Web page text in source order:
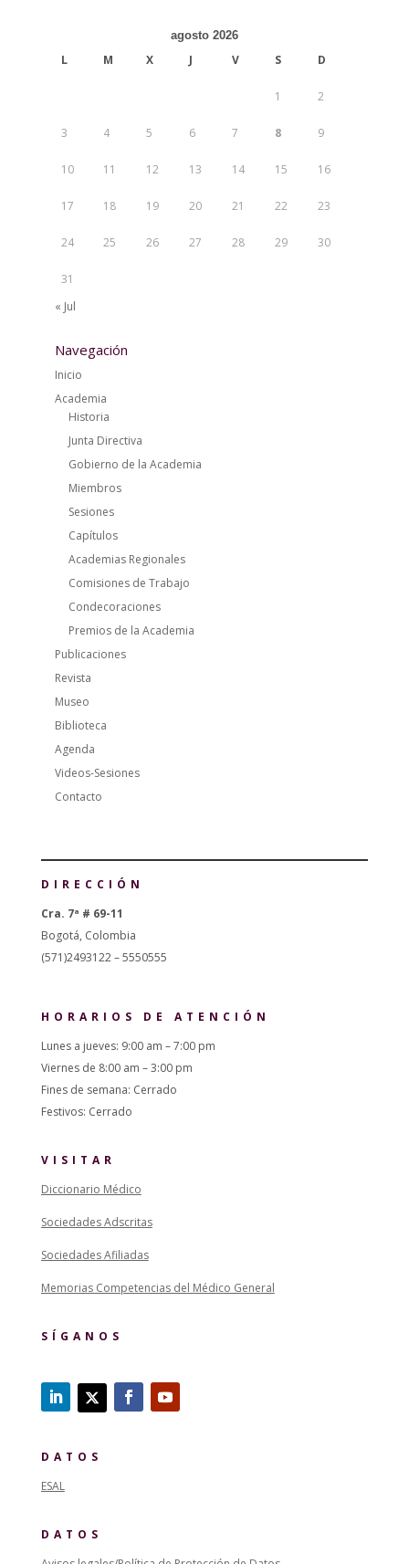
agosto 2026
L M X J V S D
1 2
3 4 5 6 7 8 9
10 11 12 13 14 15 16
17 18 19 20 21 22 23
24 25 26 27 28 29 30
31
« Jul
Navegación
Inicio
Academia
Historia
Junta Directiva
Gobierno de la Academia
Miembros
Sesiones
Capítulos
Academias Regionales
Comisiones de Trabajo
Condecoraciones
Premios de la Academia
Publicaciones
Revista
Museo
Biblioteca
Agenda
Videos-Sesiones
Contacto
DIRECCIÓN
Cra. 7ª # 69-11
Bogotá, Colombia
(571)2493122 – 5550555
HORARIOS DE ATENCIÓN
Lunes a jueves: 9:00 am – 7:00 pm
Viernes de 8:00 am – 3:00 pm
Fines de semana: Cerrado
Festivos: Cerrado
VISITAR
Diccionario Médico
Sociedades Adscritas
Sociedades Afiliadas
Memorias Competencias del Médico General
SÍGANOS
DATOS
ESAL
DATOS